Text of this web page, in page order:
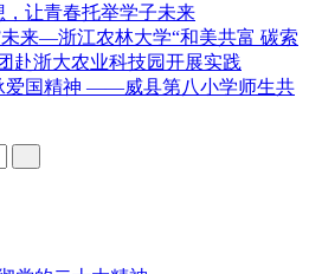
，让青春托举学子未来
未来—浙江农林大学“和美共富 碳索
赴浙大农业科技园开展实践
爱国精神 ——威县第八小学师生共